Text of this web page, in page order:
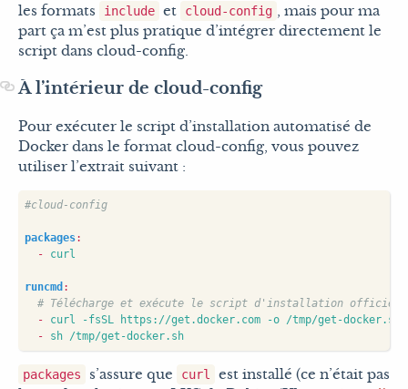
les formats
include et cloud-config
, mais pour ma
part ça m’est plus pratique d’intégrer directement le
script dans cloud-config.
À l’intérieur de cloud-config
Pour exécuter le script d’installation automatisé de
Docker dans le format cloud-config, vous pouvez
utiliser l’extrait suivant :
#cloud-config
packages:
- curl
runcmd :
# Télécharge et exécute le script d'installation officiel
- curl -fsSL https://get.docker.com -o /tmp/get-docker.sh
- sh /tmp/get-docker.sh
packages s’assure que curl
est installé (ce n’était pas